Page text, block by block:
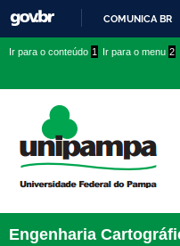
COMUNICA BR
conteúdo
menu
superior
menu
Ir para o conteúdo 1 Ir para o menu 2